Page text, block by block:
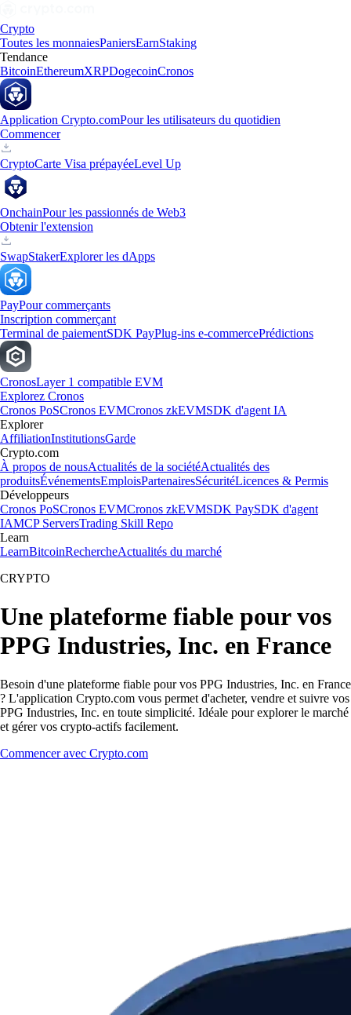
Crypto
Toutes les monnaiesPaniersEarnStaking
Tendance
BitcoinEthereumXRPDogecoinCronos
Application Crypto.comPour les utilisateurs du quotidien
Commencer
CryptoCarte Visa prépayéeLevel Up
OnchainPour les passionnés de Web3
Obtenir l'extension
SwapStakerExplorer les dApps
PayPour commerçants
Inscription commerçant
Terminal de paiementSDK PayPlug-ins e-commercePrédictions
CronosLayer 1 compatible EVM
Explorez Cronos
Cronos PoSCronos EVMCronos zkEVMSDK d'agent IA
Explorer
AffiliationInstitutionsGarde
Crypto.com
À propos de nousActualités de la sociétéActualités des
produitsÉvénementsEmploisPartenairesSécuritéLicences & Permis
Développeurs
Cronos PoSCronos EVMCronos zkEVMSDK PaySDK d'agent
IAMCP ServersTrading Skill Repo
Learn
LearnBitcoinRechercheActualités du marché
CRYPTO
Une plateforme fiable pour vos
PPG Industries, Inc. en France
Besoin d'une plateforme fiable pour vos PPG Industries, Inc. en France
? L'application Crypto.com vous permet d'acheter, vendre et suivre vos
PPG Industries, Inc. en toute simplicité. Idéale pour explorer le marché
et gérer vos crypto-actifs facilement.
Commencer avec Crypto.com